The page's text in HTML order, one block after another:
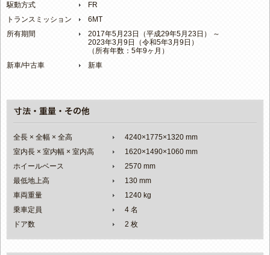
駆動方式
FR
トランスミッション
6MT
所有期間
2017年5月23日（平成29年5月23日） ～
2023年3月9日（令和5年3月9日）
（所有年数：5年9ヶ月）
新車/中古車
新車
全長 × 全幅 × 全高
4240×1775×1320 mm
室内長 × 室内幅 × 室内高
1620×1490×1060 mm
ホイールベース
2570 mm
最低地上高
130 mm
車両重量
1240 kg
乗車定員
4 名
ドア数
2 枚